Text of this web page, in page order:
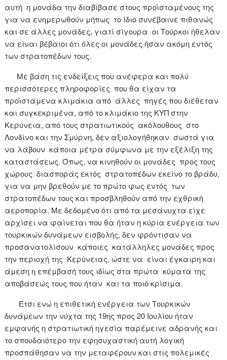
αυτή η μονάδα την διαβίβασε στους προϊσταμένους της
για να ενημερωθούν μήπως το ίδιο συνέβαινε πιθανώς
και σε άλλες μονάδες, γιατί σίγουρα οι Τούρκοι ήθελαν
να είναι βέβαιοι ότι όλες οι μονάδες ήσαν ακόμη εντός
των στρατοπέδων τους.
Με βάση τις ενδείξεις που ανέφερα και πολύ
περισσότερες πληροφορίες που θα είχαν τα
προϊστάμενα κλιμάκια από άλλες πηγές που διέθεταν
και συγκεκριμένα, από το κλιμάκιο της ΚΥΠ στην
Κερύνεια, από τους στρατιωτικούς ακόλουθους στο
Λονδίνο και την Σμύρνη, δεν αξιολογήθηκαν σωστά για
να λάβουν κάποια μέτρα σύμφωνα με την εξέλιξη της
καταστάσεως. Όπως, να κινηθούν οι μονάδες προς τους
χώρους διασποράς εκτός στρατοπέδων εκείνο το βράδυ,
για να μην βρεθούν με το πρώτο φως εντός των
στρατοπέδων τους και προσβληθούν από την εχθρική
αεροπορία. Με δεδομένο ότι από τα μεσάνυχτα είχε
αρχίσει να φαίνεται που θα ήταν η κύρια ενέργεια των
τουρκικών δυνάμεων εισβολής, δεν φρόντισαν να
προσανατολίσουν κάποιες κατάλληλες μονάδες προς
την περιοχή της Κερύνειας, ώστε να είναι έγκαιρη και
άμεση η επέμβασή τους ιδίως στα πρώτα κύματα της
αποβάσεώς τους που ήταν και τα ποιό κρίσιμα.
Έτσι ενώ η επιθετική ενέργεια των Τουρκικών
δυνάμεων την νύχτα της 19ης προς 20 Ιουλίου ήταν
εμφανής η στρατιωτική ηγεσία παρέμεινε αδρανής και
το σπουδαιότερο την εφησυχαστική αυτή λογική
προσπάθησαν να την μεταφέρουν και στις πολεμικές